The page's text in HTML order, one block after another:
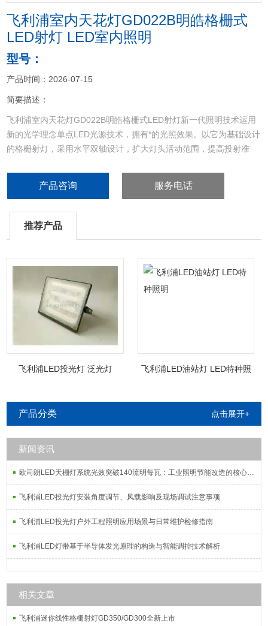
飞利浦室内天花灯GD022B明皓格栅式
LED射灯 LED室内照明
型号：
产品时间：2026-07-15
简要描述：
飞利浦室内天花灯GD022B明皓格栅式LED射灯新一代照明技术运用
新的光学理念单点LED光源技术，拥有*的光照效果。以它为基础设计
的格栅射灯，采用水平双轴设计，扩大灯头活动范围，提高投射准
花射灯广泛适用于服装店，咖啡店及化妆品专柜，饭店餐厅和连锁酒
产品咨询 服务电话
推荐产品
飞利浦LED投光灯 泛光灯
飞利浦LED油站灯 LED特种照
产品分类 点击展开+
新闻资讯
欧司朗LED天棚灯系统光效突破140流明每瓦：工业照明节能改造的核心指标解析
飞利浦LED投光灯安装角度调节、风载影响及现场调试注意事项
飞利浦LED投光灯户外工程照明应用场景与日常维护检修指南
飞利浦LED灯带基于半导体发光原理的构造与智能调控技术解析
相关文章
飞利浦迷你线性格栅射灯GD350/GD300全新上市